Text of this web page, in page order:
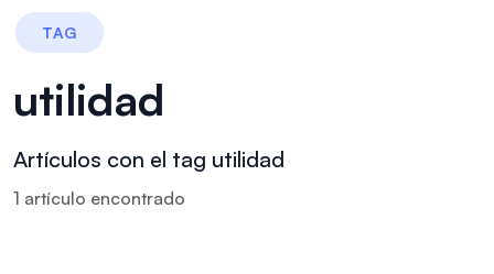
TAG
utilidad
Artículos con el tag utilidad
1 artículo encontrado